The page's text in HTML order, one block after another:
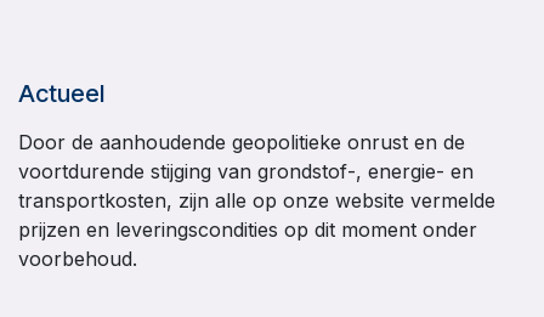
Actueel
Door de aanhoudende geopolitieke onrust en de
voortdurende stijging van grondstof-, energie- en
transportkosten, zijn alle op onze website vermelde
prijzen en leveringscondities op dit moment onder
voorbehoud.